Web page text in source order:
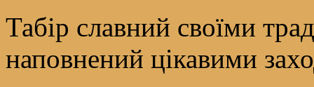
Табір славний своїми
наповнений цікавими